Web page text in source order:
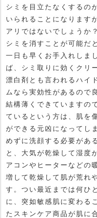
シミを目立たなくするの
いられることになります
アリではないでしょうか
シミを消すことが可能だ
一日も早くお手入れしま
ば、シミ取りに効くクリ
漂白剤とも言われるハイ
ムなら実効性があるので
結構薄くできていますの
ているという方は、肌を
ができる元凶になってし
めずに洗顔する必要があ
と、大気が乾燥して湿度
アコンやヒーターなどの
増して乾燥して肌が荒れ
す。つい最近までは何ひ
に、突如敏感肌に変わる
たスキンケア商品が肌に